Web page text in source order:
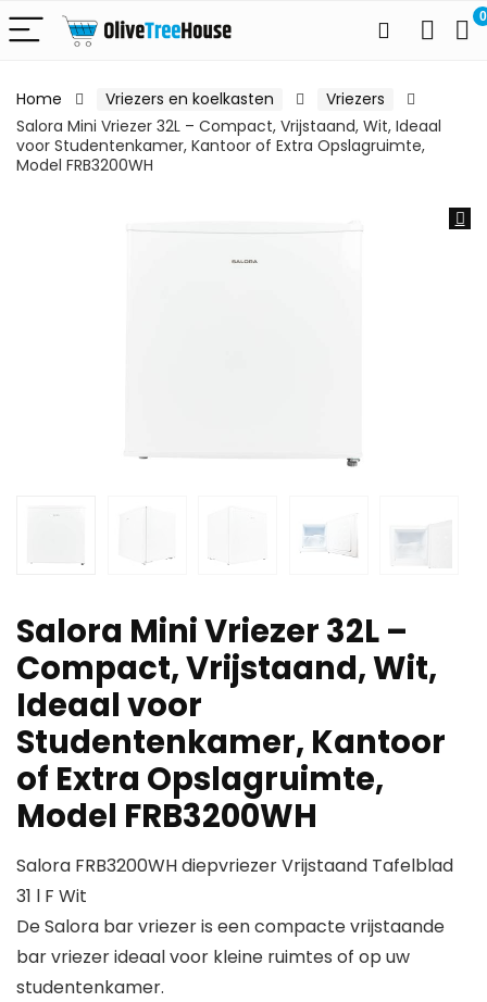
0
Home Vriezers en koelkasten
Vriezers
Salora Mini Vriezer 32L – Compact, Vrijstaand, Wit, Ideaal
voor Studentenkamer, Kantoor of Extra Opslagruimte,
Model FRB3200WH
Salora Mini Vriezer 32L –
Compact, Vrijstaand, Wit,
Ideaal voor
Studentenkamer, Kantoor
of Extra Opslagruimte,
Model FRB3200WH
Salora FRB3200WH diepvriezer Vrijstaand Tafelblad
31 l F Wit
De Salora bar vriezer is een compacte vrijstaande
bar vriezer ideaal voor kleine ruimtes of op uw
studentenkamer.